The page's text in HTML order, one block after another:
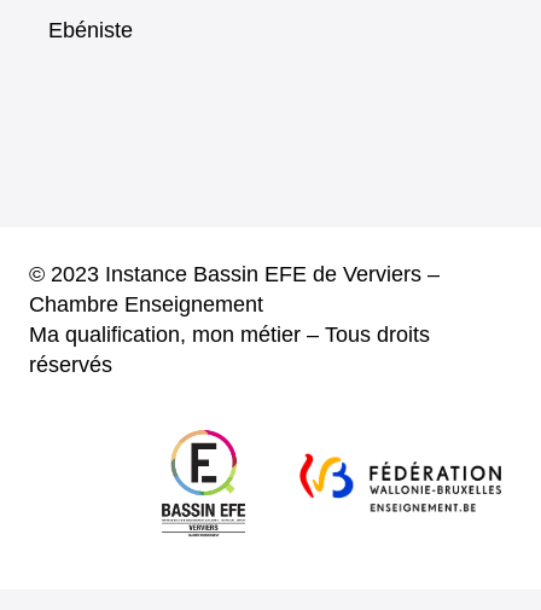
Ebéniste
© 2023 Instance Bassin EFE de Verviers –
Chambre Enseignement
Ma qualification, mon métier – Tous droits
réservés